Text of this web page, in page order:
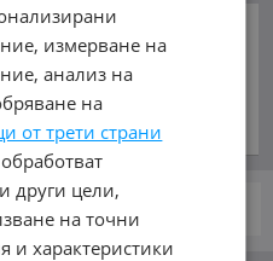
спре ли АЕЦ
и 54 минути
от 1
измерване на
анализ на
на
от трети страни
други цели,
на точни
и характеристики